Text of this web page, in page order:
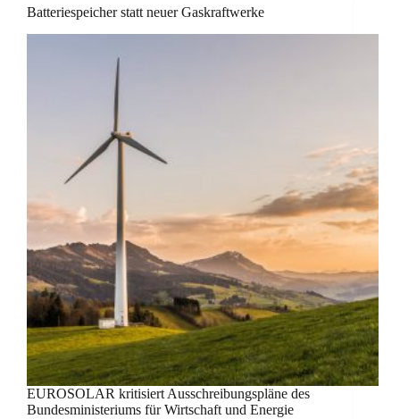
Batteriespeicher statt neuer Gaskraftwerke
EUROSOLAR kritisiert Ausschreibungspläne des
Bundesministeriums für Wirtschaft und Energie